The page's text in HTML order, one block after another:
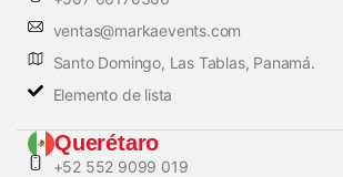
ventas@markaevents.com
Santo Domingo, Las Tablas, Panamá.
Elemento de lista
Querétaro
+52 552 9099 019